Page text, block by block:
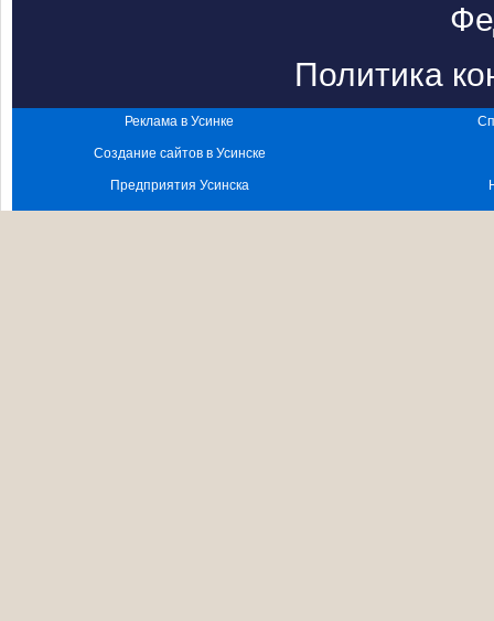
Политика
Реклама в Усинке
Создание сайтов в Усинске
Предприятия Усинска